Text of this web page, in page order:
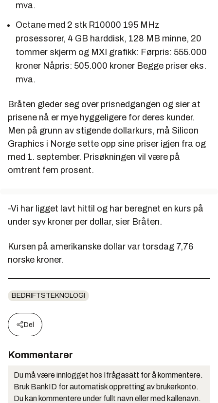
mva.
Octane med 2 stk R10000 195 MHz
prosessorer, 4 GB harddisk, 128 MB minne, 20
tommer skjerm og MXI grafikk: Førpris: 555.000
kroner Nåpris: 505.000 kroner Begge priser eks.
mva.
Bråten gleder seg over prisnedgangen og sier at
prisene nå er mye hyggeligere for deres kunder.
Men på grunn av stigende dollarkurs, må Silicon
Graphics i Norge sette opp sine priser igjen fra og
med 1. september. Prisøkningen vil være på
omtrent fem prosent.
-Vi har ligget lavt hittil og har beregnet en kurs på
under syv kroner per dollar, sier Bråten.
Kursen på amerikanske dollar var torsdag 7,76
norske kroner.
BEDRIFTSTEKNOLOGI
Del
Kommentarer
Du må være innlogget hos Ifrågasätt for å kommentere.
Bruk BankID for automatisk oppretting av brukerkonto.
Du kan kommentere under fullt navn eller med kallenavn.